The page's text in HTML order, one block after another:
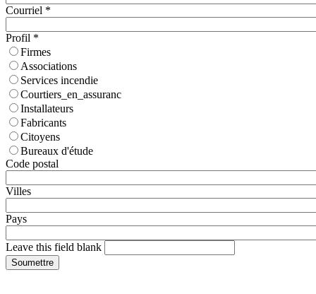
Courriel *
Profil *
Firmes
Associations
Services incendie
Courtiers_en_assuranc
Installateurs
Fabricants
Citoyens
Bureaux d'étude
Code postal
Villes
Pays
Leave this field blank
Soumettre